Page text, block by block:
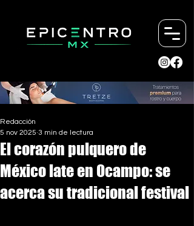
El corazón pulquero de
México late en Ocampo: se
acerca su tradicional festival
Redacción
5 nov 2025 3 min de lectura